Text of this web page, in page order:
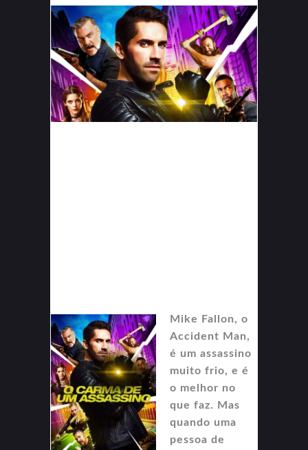
Mike Fallon, o
Accident Man,
é um assassino
muito frio, e é
o melhor no
que faz. Mas
quando uma
pessoa de